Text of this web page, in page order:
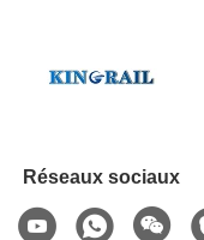
Réseaux sociaux